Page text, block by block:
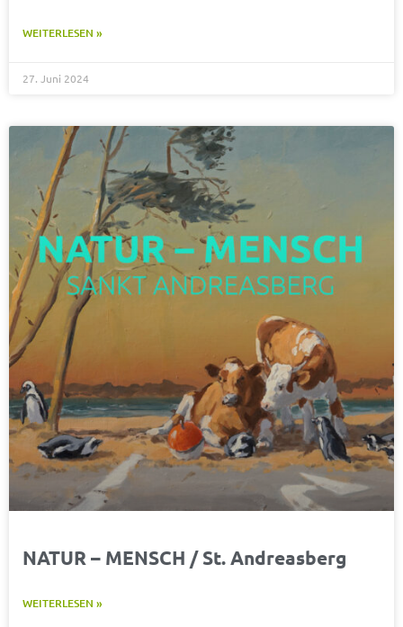
WEITERLESEN »
27. Juni 2024
NATUR – MENSCH / St. Andreasberg
WEITERLESEN »